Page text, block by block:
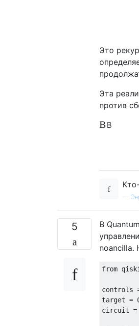
Это
Эта
против
ВВ
—
5 В
noancilla.
from
controls
target =
circuit =